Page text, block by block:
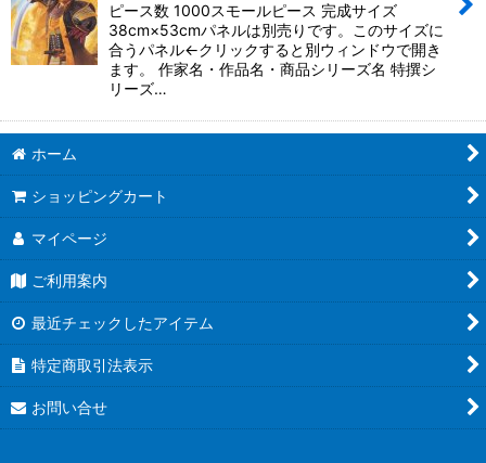
ピース数 1000スモールピース 完成サイズ
38cm×53cmパネルは別売りです。このサイズに
合うパネル←クリックすると別ウィンドウで開き
ます。 作家名・作品名・商品シリーズ名 特撰シ
リーズ…
ホーム
ショッピングカート
マイページ
ご利用案内
最近チェックしたアイテム
特定商取引法表示
お問い合せ